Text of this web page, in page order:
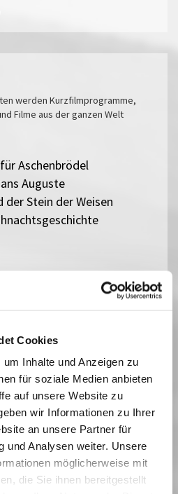
Cookies
Inhalte und Anzeigen zu
für soziale Medien anbieten
auf unsere Website zu
wir Informationen zu Ihrer
an unsere Partner für
und Analysen weiter. Unsere
möglicherweise mit
die Sie ihnen bereitgestellt
werden Kurzfilmprogramme,
Filme aus der ganzen Welt
Aschenbrödel
Auguste
Stein der Weisen
heimliche Herrscherin der
große Hexentreffen
Tieferschatten
Bäumchen
- Hingeguckt und